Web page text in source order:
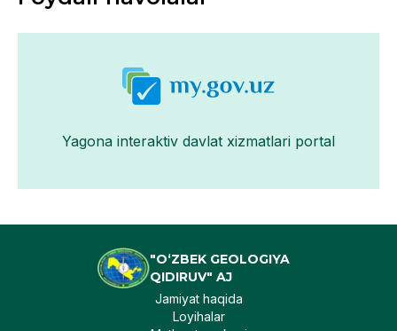
Yagona interaktiv davlat xizmatlari portal
"O‘ZBEK GEOLOGIYA
QIDIRUV" AJ
Jamiyat haqida
Loyihalar